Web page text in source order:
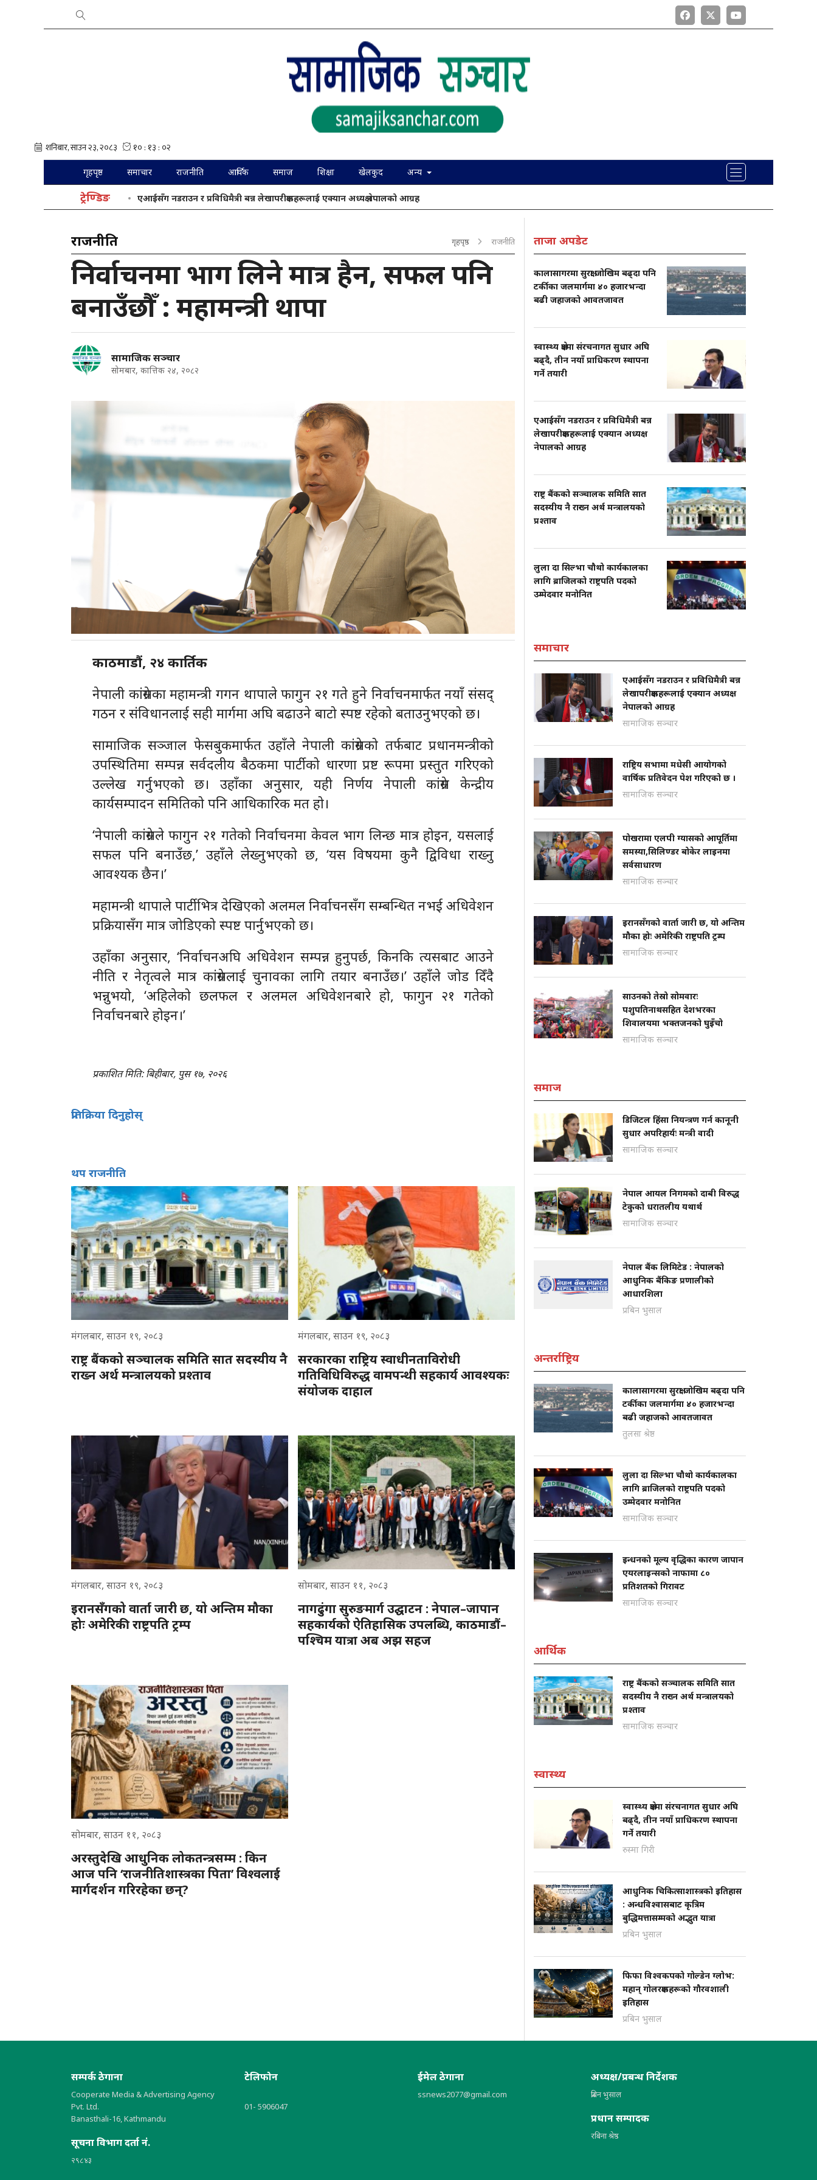
गृहपृष्ठ समाचार राजनीति आर्थिक समाज शिक्षा खेलकुद अन्य
ट्रेण्डिङ एआईसँग नडराउन र प्रविधिमैत्री बन्न लेखापरीक्षकहरूलाई एक्यान अध्यक्ष नेपालको आग्रह
राजनीति गृहपृष्ठ राजनीति
निर्वाचनमा भाग लिने मात्र हैन, सफल पनि
बनाउँछौँ : महामन्त्री थापा
सामाजिक सञ्चार
सोमबार, कात्तिक २४, २०८२
काठमाडौं, २४ कार्तिक
नेपाली कांग्रेसका महामन्त्री गगन थापाले फागुन २१ गते हुने निर्वाचनमार्फत नयाँ संसद्
गठन र संविधानलाई सही मार्गमा अघि बढाउने बाटो स्पष्ट रहेको बताउनुभएको छ।
सामाजिक सञ्जाल फेसबुकमार्फत उहाँले नेपाली कांग्रेसको तर्फबाट प्रधानमन्त्रीको
उपस्थितिमा सम्पन्न सर्वदलीय बैठकमा पार्टीको धारणा प्रष्ट रूपमा प्रस्तुत गरिएको
उल्लेख गर्नुभएको छ। उहाँका अनुसार, यही निर्णय नेपाली कांग्रेस केन्द्रीय
कार्यसम्पादन समितिको पनि आधिकारिक मत हो।
‘नेपाली कांग्रेसले फागुन २१ गतेको निर्वाचनमा केवल भाग लिन्छ मात्र होइन, यसलाई
सफल पनि बनाउँछ,’ उहाँले लेख्नुभएको छ, ‘यस विषयमा कुनै द्विविधा राख्नु
आवश्यक छैन।’
महामन्त्री थापाले पार्टीभित्र देखिएको अलमल निर्वाचनसँग सम्बन्धित नभई अधिवेशन
प्रक्रियासँग मात्र जोडिएको स्पष्ट पार्नुभएको छ।
उहाँका अनुसार, ‘निर्वाचनअघि अधिवेशन सम्पन्न हुनुपर्छ, किनकि त्यसबाट आउने
नीति र नेतृत्वले मात्र कांग्रेसलाई चुनावका लागि तयार बनाउँछ।’ उहाँले जोड दिँदै
भन्नुभयो, ‘अहिलेको छलफल र अलमल अधिवेशनबारे हो, फागुन २१ गतेको
निर्वाचनबारे होइन।’
प्रकाशित मिति: बिहीबार, पुस १७, २०२६
प्रतिक्रिया दिनुहोस्
थप राजनीति
मंगलबार, साउन १९, २०८३
राष्ट्र बैंकको सञ्चालक समिति सात सदस्यीय नै
राख्न अर्थ मन्त्रालयको प्रश्ताव
मंगलबार, साउन १९, २०८३
सरकारका राष्ट्रिय स्वाधीनताविरोधी
गतिविधिविरुद्ध वामपन्थी सहकार्य आवश्यकः
संयोजक दाहाल
मंगलबार, साउन १९, २०८३
इरानसँगको वार्ता जारी छ, यो अन्तिम मौका
होः अमेरिकी राष्ट्रपति ट्रम्प
सोमबार, साउन ११, २०८३
नागढुंगा सुरुङमार्ग उद्घाटन : नेपाल–जापान
सहकार्यको ऐतिहासिक उपलब्धि, काठमाडौं–
पश्चिम यात्रा अब अझ सहज
सोमबार, साउन ११, २०८३
अरस्तुदेखि आधुनिक लोकतन्त्रसम्म : किन
आज पनि ‘राजनीतिशास्त्रका पिता’ विश्वलाई
मार्गदर्शन गरिरहेका छन्?
ताजा अपडेट
कालासागरमा सुरक्षा जोखिम बढ्दा पनि
टर्कीका जलमार्गमा ४० हजारभन्दा
बढी जहाजको आवतजावत
स्वास्थ्य क्षेत्रमा संरचनागत सुधार अघि
बढ्दै, तीन नयाँ प्राधिकरण स्थापना
गर्ने तयारी
एआईसँग नडराउन र प्रविधिमैत्री बन्न
लेखापरीक्षकहरूलाई एक्यान अध्यक्ष
नेपालको आग्रह
राष्ट्र बैंकको सञ्चालक समिति सात
सदस्यीय नै राख्न अर्थ मन्त्रालयको
प्रश्ताव
लुला दा सिल्भा चौथो कार्यकालका
लागि ब्राजिलको राष्ट्रपति पदको
उम्मेदवार मनोनित
समाचार
एआईसँग नडराउन र प्रविधिमैत्री बन्न
लेखापरीक्षकहरूलाई एक्यान अध्यक्ष
नेपालको आग्रह
सामाजिक सञ्चार
राष्ट्रिय सभामा मधेसी आयोगको
वार्षिक प्रतिवेदन पेश गरिएको छ ।
सामाजिक सञ्चार
पोखरामा एलपी ग्यासको आपूर्तिमा
समस्या,सिलिण्डर बोकेर लाइनमा
सर्वसाधारण
सामाजिक सञ्चार
इरानसँगको वार्ता जारी छ, यो अन्तिम
मौका होः अमेरिकी राष्ट्रपति ट्रम्प
सामाजिक सञ्चार
साउनको तेस्रो सोमवारः
पशुपतिनाथसहित देशभरका
शिवालयमा भक्तजनको घुइँचो
सामाजिक सञ्चार
समाज
डिजिटल हिंसा नियन्त्रण गर्न कानूनी
सुधार अपरिहार्यः मन्त्री वादी
सामाजिक सञ्चार
नेपाल आयल निगमको दाबी विरुद्ध
टेकुको धरातलीय यथार्थ
सामाजिक सञ्चार
नेपाल बैंक लिमिटेड : नेपालको
आधुनिक बैंकिङ प्रणालीको
आधारशिला
प्रबिन भुसाल
अन्तर्राष्ट्रिय
कालासागरमा सुरक्षा जोखिम बढ्दा पनि
टर्कीका जलमार्गमा ४० हजारभन्दा
बढी जहाजको आवतजावत
तुलसा श्रेष्ठ
लुला दा सिल्भा चौथो कार्यकालका
लागि ब्राजिलको राष्ट्रपति पदको
उम्मेदवार मनोनित
सामाजिक सञ्चार
इन्धनको मूल्य वृद्धिका कारण जापान
एयरलाइन्सको नाफामा ८०
प्रतिशतको गिरावट
सामाजिक सञ्चार
आर्थिक
राष्ट्र बैंकको सञ्चालक समिति सात
सदस्यीय नै राख्न अर्थ मन्त्रालयको
प्रश्ताव
सामाजिक सञ्चार
स्वास्थ्य
स्वास्थ्य क्षेत्रमा संरचनागत सुधार अघि
बढ्दै, तीन नयाँ प्राधिकरण स्थापना
गर्ने तयारी
रुस्मा गिरी
आधुनिक चिकित्साशास्त्रको इतिहास
: अन्धविश्वासबाट कृत्रिम
बुद्धिमत्तासम्मको अद्भुत यात्रा
प्रबिन भुसाल
फिफा विश्वकपको गोल्डेन ग्लोभ:
महान् गोलरक्षकहरूको गौरवशाली
इतिहास
प्रबिन भुसाल
सम्पर्क ठेगाना
Cooperate Media & Advertising Agency
Pvt. Ltd.
Banasthali-16, Kathmandu
सूचना विभाग दर्ता नं.
२९८४३
टेलिफोन
01- 5906047
ईमेल ठेगाना
ssnews2077@gmail.com
अध्यक्ष/प्रबन्ध निर्देशक
प्रबिन भुसाल
प्रधान सम्पादक
रबिना श्रेष्ठ